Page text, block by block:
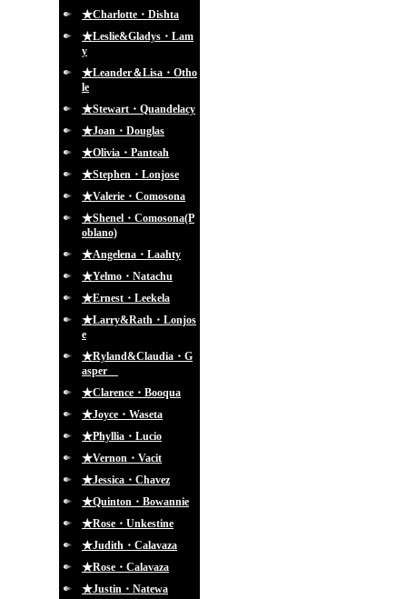
★Charlotte・Dishta
★Leslie&Gladys・Lam
y
★Leander＆Lisa・Otho
le
★Stewart・Quandelacy
★Joan・Douglas
★Olivia・Panteah
★Stephen・Lonjose
★Valerie・Comosona
★Shenel・Comosona(P
oblano)
★Angelena・Laahty
★Yelmo・Natachu
★Ernest・Leekela
★Larry&Rath・Lonjos
e
★Ryland&Claudia・G
asper
★Clarence・Booqua
★Joyce・Waseta
★Phyllia・Lucio
★Vernon・Vacit
★Jessica・Chavez
★Quinton・Bowannie
★Rose・Unkestine
★Judith・Calavaza
★Rose・Calavaza
★Justin・Natewa